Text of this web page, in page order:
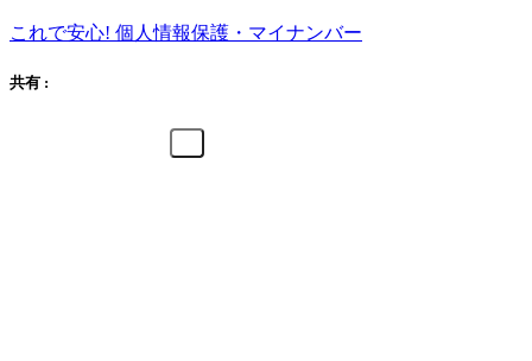
これで安心! 個人情報保護・マイナンバー
共有 :